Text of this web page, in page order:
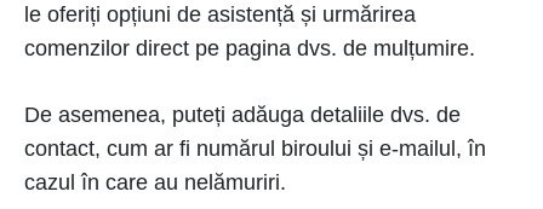
le oferiți opțiuni de asistență și urmărirea
comenzilor direct pe pagina dvs. de mulțumire.
De asemenea, puteți adăuga detaliile dvs. de
contact, cum ar fi numărul biroului și e-mailul, în
cazul în care au nelămuriri.